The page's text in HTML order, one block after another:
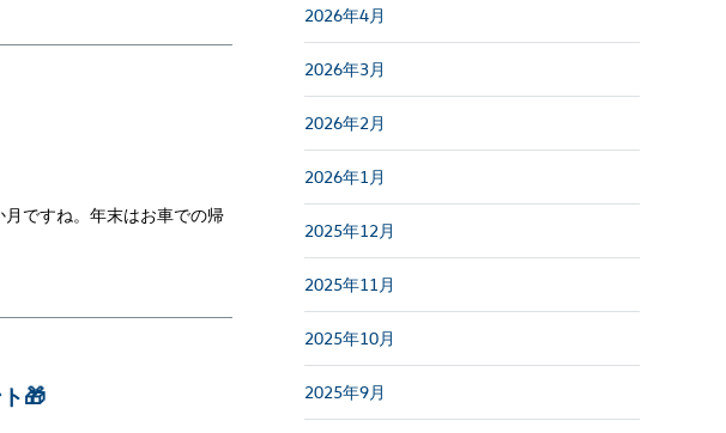
ですね。年末はお車での帰
🎁
2026年4月
2026年3月
2026年2月
2026年1月
2025年12月
2025年11月
2025年10月
2025年9月